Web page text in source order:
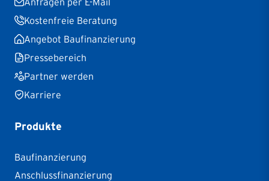
Kostenfreie Beratung
Angebot Baufinanzierung
Pressebereich
Partner werden
Karriere
Produkte
Baufinanzierung
Anschlussfinanzierung